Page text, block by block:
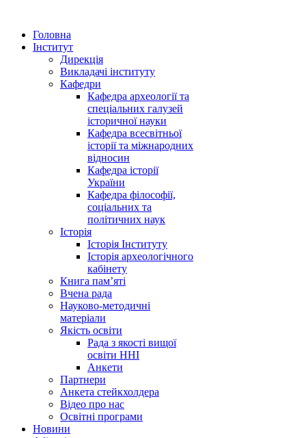
Головна
Інститут
Дирекція
Викладачі інституту
Кафедри
Кафедра археології та
спеціальних галузей
історичної науки
Кафедра всесвітньої
історії та міжнародних
відносин
Кафедра історії
України
Кафедра філософії,
соціальних та
політичних наук
Історія
Історія Інституту
Історія археологічного
кабінету
Книга памʼяті
Вчена рада
Науково-методичні
матеріали
Якість освіти
Рада з якості вищої
освіти ННІ
Анкети
Партнери
Анкета стейкхолдера
Відео про нас
Освітні програми
Hовини